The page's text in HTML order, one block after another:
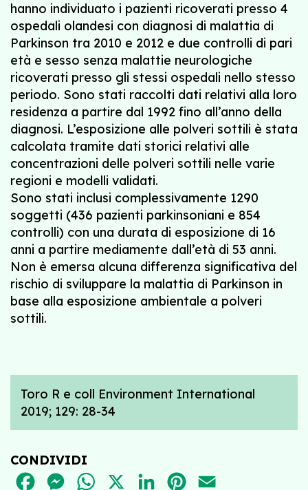
hanno individuato i pazienti ricoverati presso 4
ospedali olandesi con diagnosi di malattia di
Parkinson tra 2010 e 2012 e due controlli di pari
età e sesso senza malattie neurologiche
ricoverati presso gli stessi ospedali nello stesso
periodo. Sono stati raccolti dati relativi alla loro
residenza a partire dal 1992 fino all’anno della
diagnosi. L’esposizione alle polveri sottili è stata
calcolata tramite dati storici relativi alle
concentrazioni delle polveri sottili nelle varie
regioni e modelli validati.
Sono stati inclusi complessivamente 1290
soggetti (436 pazienti parkinsoniani e 854
controlli) con una durata di esposizione di 16
anni a partire mediamente dall’età di 53 anni.
Non è emersa alcuna differenza significativa del
rischio di sviluppare la malattia di Parkinson in
base alla esposizione ambientale a polveri
sottili.
Toro R e coll Environment International
2019; 129: 28-34
CONDIVIDI
FACEBOOKMESSENGER
WHATSAPPLINKEDINPINTEREST